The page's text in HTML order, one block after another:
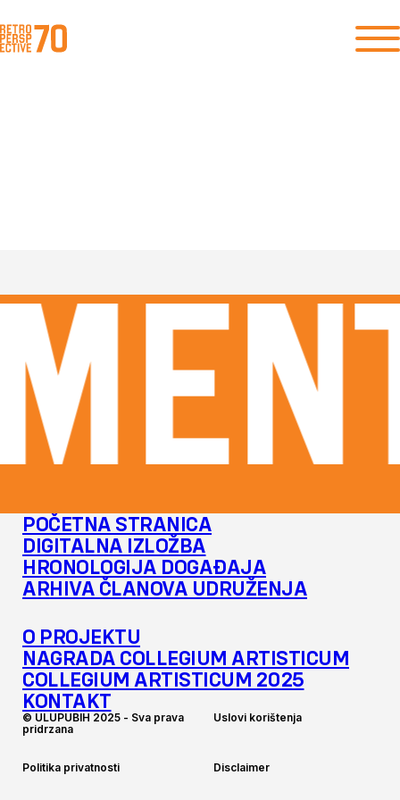
POČETNA STRANICA
DIGITALNA IZLOŽBA
HRONOLOGIJA DOGAĐAJA
ARHIVA ČLANOVA UDRUŽENJA
O PROJEKTU
NAGRADA COLLEGIUM ARTISTICUM
COLLEGIUM ARTISTICUM 2025
KONTAKT
© ULUPUBIH 2025 - Sva prava
pridrzana
Uslovi korištenja
Politika privatnosti Disclaimer